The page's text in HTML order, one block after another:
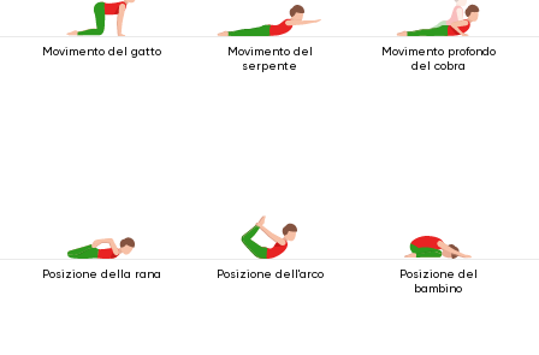
Movimento del gatto
Movimento del
serpente
Movimento profondo
del cobra
Posizione della rana Posizione dell'arco
Posizione del
bambino